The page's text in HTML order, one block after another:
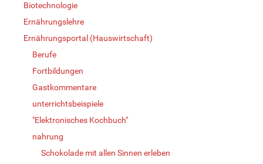
Biotechnologie
Ernährungslehre
Ernährungsportal (Hauswirtschaft)
Berufe
Fortbildungen
Gastkommentare
unterrichtsbeispiele
"Elektronisches Kochbuch"
nahrung
Schokolade mit allen Sinnen erleben